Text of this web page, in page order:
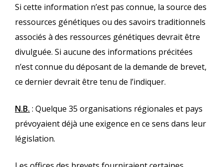
Si cette information n’est pas connue, la source des
ressources génétiques ou des savoirs traditionnels
associés à des ressources génétiques devrait être
divulguée. Si aucune des informations précitées
n’est connue du déposant de la demande de brevet,
ce dernier devrait être tenu de l’indiquer.
N.B. : Quelque 35 organisations régionales et pays
prévoyaient déjà une exigence en ce sens dans leur
législation.